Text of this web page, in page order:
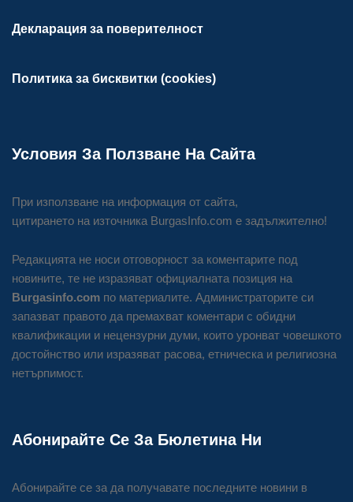
Декларация за поверителност
Политика за бисквитки (cookies)
Условия За Ползване На Сайта
При използване на информация от сайта,
цитирането на източника BurgasInfo.com е задължително!
Редакцията не носи отговорност за коментарите под
новините, те не изразяват официалната позиция на
Burgasinfo.com по материалите. Администраторите си
запазват правото да премахват коментари с обидни
квалификации и нецензурни думи, които уронват човешкото
достойнство или изразяват расова, етническа и религиозна
нетърпимост.
Абонирайте Се За Бюлетина Ни
Абонирайте се за да получавате последните новини в